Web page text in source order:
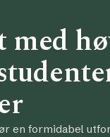
en formidabel